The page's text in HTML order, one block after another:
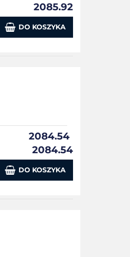
2085.92
DO KOSZYKA
2084.54
2084.54
DO KOSZYKA